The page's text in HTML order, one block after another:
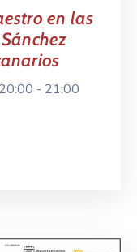
en las
20:00 - 21:00